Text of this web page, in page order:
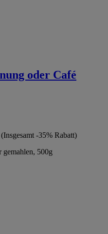
oder Café
-35% Rabatt)
gemahlen, 500g